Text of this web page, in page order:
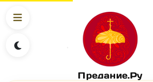
Предание.Ру